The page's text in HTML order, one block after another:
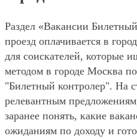
Раздел «Вакансии
проезд оплачивается в
для соискателей, которые
методом в городе Москва
"Билетный контролер". На
релевантным
заранее понять, какие
ожиданиям по доходу и